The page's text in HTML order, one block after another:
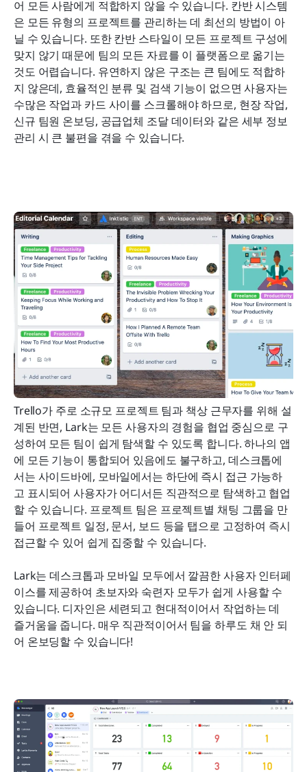
어 모든 사람에게 적합하지 않을 수 있습니다. 칸반 시스템
은 모든 유형의 프로젝트를 관리하는 데 최선의 방법이 아
닐 수 있습니다. 또한 칸반 스타일이 모든 프로젝트 구성에
맞지 않기 때문에 팀의 모든 자료를 이 플랫폼으로 옮기는
것도 어렵습니다. 유연하지 않은 구조는 큰 팀에도 적합하
지 않은데, 효율적인 분류 및 검색 기능이 없으면 사용자는
수많은 작업과 카드 사이를 스크롤해야 하므로, 현장 작업,
신규 팀원 온보딩, 공급업체 조달 데이터와 같은 세부 정보
관리 시 큰 불편을 겪을 수 있습니다.
Trello가 주로 소규모 프로젝트 팀과 책상 근무자를 위해 설
계된 반면, Lark는 모든 사용자의 경험을 협업 중심으로 구
성하여 모든 팀이 쉽게 탐색할 수 있도록 합니다. 하나의 앱
에 모든 기능이 통합되어 있음에도 불구하고, 데스크톱에
서는 사이드바에, 모바일에서는 하단에 즉시 접근 가능하
고 표시되어 사용자가 어디서든 직관적으로 탐색하고 협업
할 수 있습니다. 프로젝트 팀은 프로젝트별 채팅 그룹을 만
들어 프로젝트 일정, 문서, 보드 등을 탭으로 고정하여 즉시
접근할 수 있어 쉽게 집중할 수 있습니다.
Lark는 데스크톱과 모바일 모두에서 깔끔한 사용자 인터페
이스를 제공하여 초보자와 숙련자 모두가 쉽게 사용할 수
있습니다. 디자인은 세련되고 현대적이어서 작업하는 데
즐거움을 줍니다. 매우 직관적이어서 팀을 하루도 채 안 되
어 온보딩할 수 있습니다!